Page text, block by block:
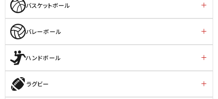
バスケットボール
バレーボール
ハンドボール
ラグビー